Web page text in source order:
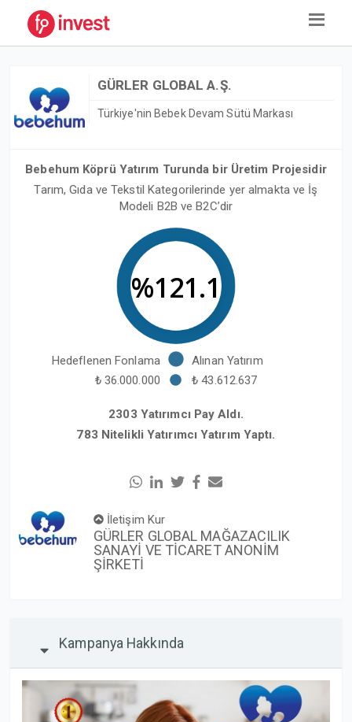
GÜRLER GLOBAL A.Ş.
Türkiye'nin Bebek Devam Sütü Markası
Bebehum Köprü Yatırım Turunda bir Üretim Projesidir
Tarım, Gıda ve Tekstil Kategorilerinde yer almakta ve İş
Modeli B2B ve B2C’dir
%121.1
Hedeflenen Fonlama
Alınan Yatırım
₺ 36.000.000
₺ 43.612.637
2303 Yatırımcı Pay Aldı.
783 Nitelikli Yatırımcı Yatırım Yaptı.
İletişim Kur
GÜRLER GLOBAL MAĞAZACILIK
SANAYİ VE TİCARET ANONİM
ŞİRKETİ
Kampanya Hakkında